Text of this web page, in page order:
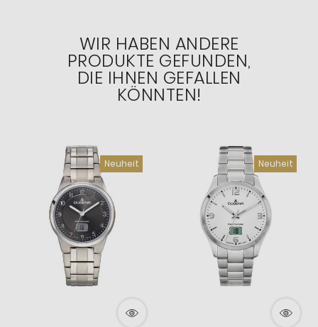
WIR HABEN ANDERE
PRODUKTE GEFUNDEN,
DIE IHNEN GEFALLEN
KÖNNTEN!
Neuheit Neuheit